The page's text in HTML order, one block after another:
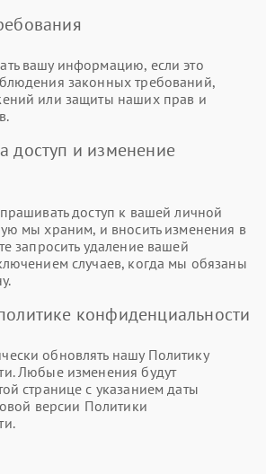
вашу информацию, если это
законных требований,
или защиты наших прав и
доступ и изменение
доступ к вашей личной
мы храним, и вносить изменения в
запросить удаление вашей
случаев, когда мы обязаны
конфиденциальности
обновлять нашу Политику
Любые изменения будут
странице с указанием даты
версии Политики